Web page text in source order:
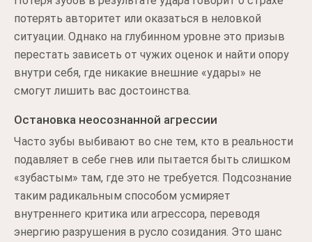
потерять авторитет или оказаться в неловкой
ситуации. Однако на глубинном уровне это призыв
перестать зависеть от чужих оценок и найти опору
внутри себя, где никакие внешние «удары» не
смогут лишить вас достоинства.
Остановка неосознанной агрессии
Часто зубы выбивают во сне тем, кто в реальности
подавляет в себе гнев или пытается быть слишком
«зубастым» там, где это не требуется. Подсознание
таким радикальным способом усмиряет
внутреннего критика или агрессора, переводя
энергию разрушения в русло созидания. Это шанс